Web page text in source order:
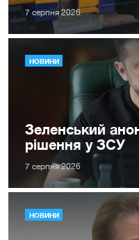
7 серпня 2026
НОВИНИ
Зеленський
рішення у ЗСУ
7 серпня 2026
НОВИНИ